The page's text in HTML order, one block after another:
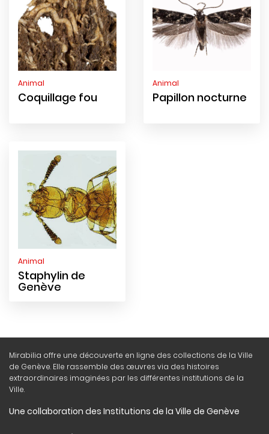
Animal
Coquillage fou
Animal
Papillon nocturne
Animal
Staphylin de
Genève
Mirabilia offre une découverte en ligne des collections de la Ville
de Genève. Elle rassemble des œuvres via des histoires
extraordinaires imaginées par les différentes institutions de la
Ville.
Une collaboration des Institutions de la Ville de Genève